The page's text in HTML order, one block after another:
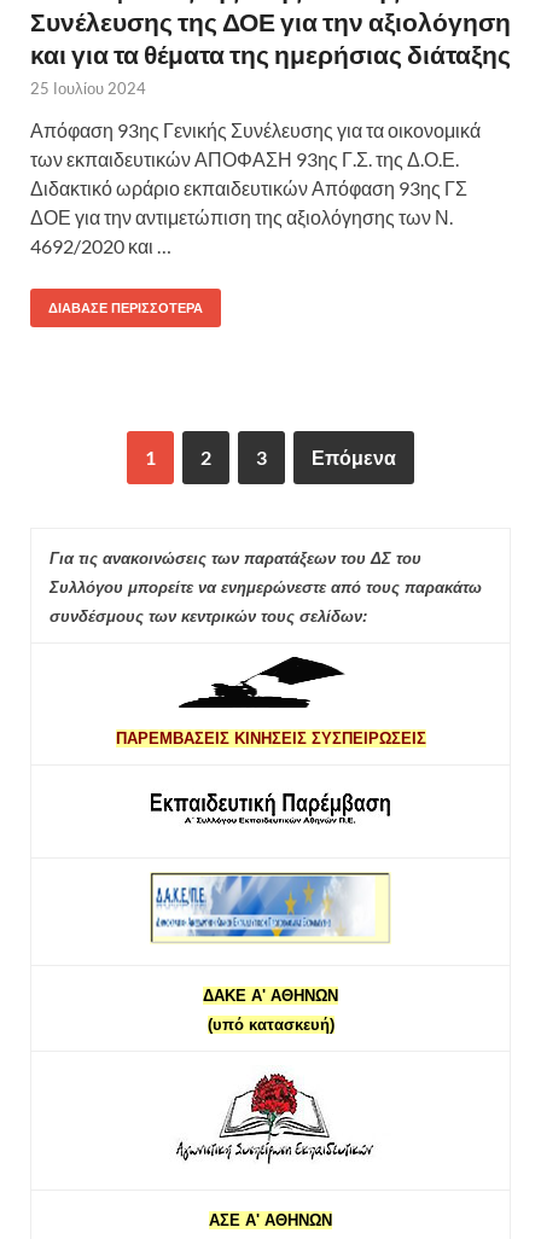
Συνέλευσης της ΔΟΕ για την αξιολόγηση
και για τα θέματα της ημερήσιας διάταξης
25 Ιουλίου 2024
Απόφαση 93ης Γενικής Συνέλευσης για τα οικονομικά
των εκπαιδευτικών ΑΠΟΦΑΣΗ 93ης Γ.Σ. της Δ.Ο.Ε.
Διδακτικό ωράριο εκπαιδευτικών Απόφαση 93ης ΓΣ
ΔΟΕ για την αντιμετώπιση της αξιολόγησης των Ν.
4692/2020 και …
ΔΙΆΒΑΣΕ ΠΕΡΙΣΣΌΤΕΡΑ
1 2 3 Επόμενα
Για τις ανακοινώσεις των παρατάξεων του ΔΣ του
Συλλόγου μπορείτε να ενημερώνεστε από τους παρακάτω
συνδέσμους των κεντρικών τους σελίδων:
ΠΑΡΕΜΒΑΣΕΙΣ ΚΙΝΗΣΕΙΣ ΣΥΣΠΕΙΡΩΣΕΙΣ
ΔΑΚΕ Α' ΑΘΗΝΩΝ
(υπό κατασκευή)
ΑΣΕ Α' ΑΘΗΝΩΝ